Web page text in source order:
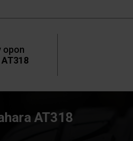
opon
AT318